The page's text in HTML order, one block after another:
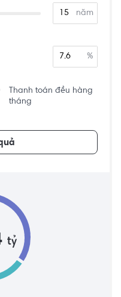
năm
%
Thanh toán đều hàng
tháng
tỷ